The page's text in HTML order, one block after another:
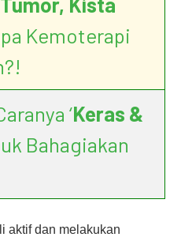
Kemoterapi
‘Keras &
Bahagiakan
aktif dan melakukan